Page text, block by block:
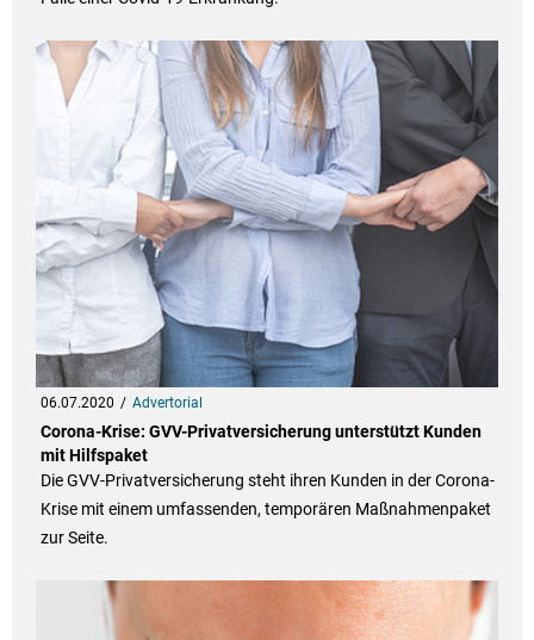
06.07.2020 Advertorial
Corona-Krise: GVV-Privatversicherung unterstützt Kunden
mit Hilfspaket
Die GVV-Privatversicherung steht ihren Kunden in der Corona-
Krise mit einem umfassenden, temporären Maßnahmenpaket
zur Seite.